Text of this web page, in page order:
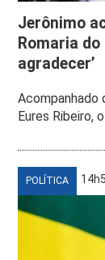
Jerônimo
Romaria do
agradecer’
Acompanhado
Eures Ribeiro,
POLÍTICA